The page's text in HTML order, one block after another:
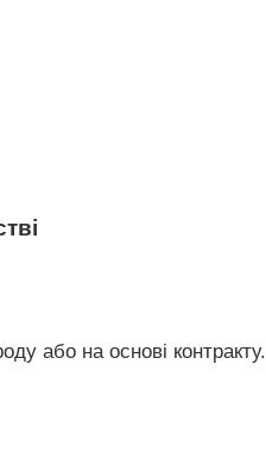
або на основі контракту.